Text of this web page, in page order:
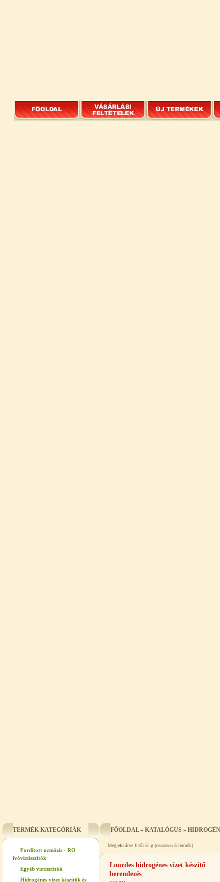
TERMÉK KATEGÓRIÁK
Fordított ozmózis - RO
ivóvíztisztítók
Egyéb víztisztítók
Hidrogénes vizet készítők és
FŐOLDAL» KATALÓGUS »
Megjelenítve 1-től 5-ig (összesen 5 termék)
Lourdes hidrogénes vizet készítő
berendezés